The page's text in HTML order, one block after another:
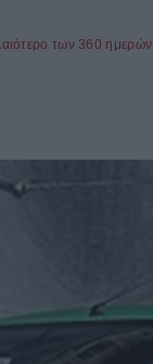
των 360 ημερών